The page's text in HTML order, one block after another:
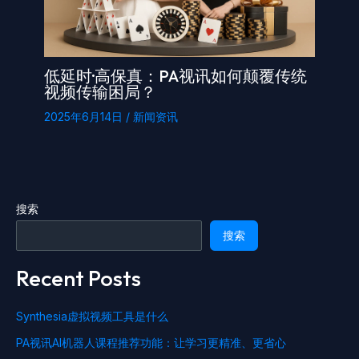
低延时·高保真：PA视讯如何颠覆传统
视频传输困局？
2025年6月14日 / 新闻资讯
搜索
搜索
Recent Posts
Synthesia虚拟视频工具是什么
PA视讯AI机器人课程推荐功能：让学习更精准、更省心